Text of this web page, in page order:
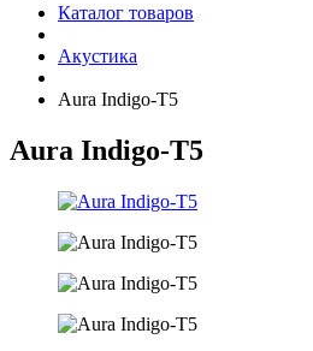
Каталог товаров
Акустика
Aura Indigo-T5
Aura Indigo-T5